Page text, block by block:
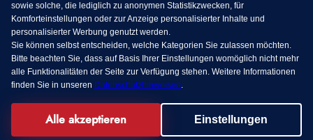
Massivhaus.de Bungalow.de
Fertighaus.de
© 2013-2026 MS media systems GmbH
Facebook
sowie solche, die lediglich zu anonymen Statistikzwecken, für
Komforteinstellungen oder zur Anzeige personalisierter Inhalte und
personalisierter Werbung genutzt werden.
Sie können selbst entscheiden, welche Kategorien Sie zulassen möchten.
Bitte beachten Sie, dass auf Basis Ihrer Einstellungen womöglich nicht mehr
alle Funktionalitäten der Seite zur Verfügung stehen. Weitere Informationen
finden Sie in unseren Datenschutzhinweisen.
Alle akzeptieren Einstellungen